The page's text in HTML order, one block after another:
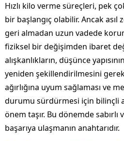
Hızlı kilo verme süreçleri, pek
bir başlangıç olabilir. Ancak asıl
geri almadan uzun vadede
fiziksel bir değişimden ibaret
alışkanlıkların, düşünce
yeniden şekillendirilmesini
ağırlığına uyum sağlaması ve
durumu sürdürmesi için bilinçli
önem taşır. Bu dönemde sabırlı
başarıya ulaşmanın anahtarıdır.